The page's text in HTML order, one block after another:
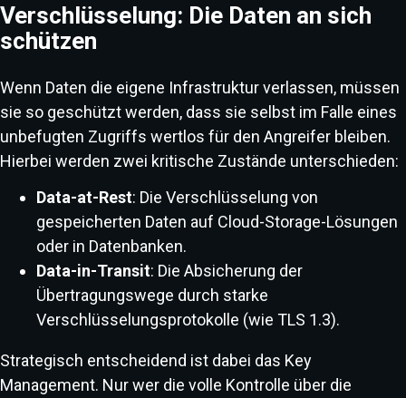
Verschlüsselung: Die Daten an sich
schützen
Wenn Daten die eigene Infrastruktur verlassen, müssen
sie so geschützt werden, dass sie selbst im Falle eines
unbefugten Zugriffs wertlos für den Angreifer bleiben.
Hierbei werden zwei kritische Zustände unterschieden:
Data-at-Rest: Die Verschlüsselung von
gespeicherten Daten auf Cloud-Storage-Lösungen
oder in Datenbanken.
Data-in-Transit: Die Absicherung der
Übertragungswege durch starke
Verschlüsselungsprotokolle (wie TLS 1.3).
Strategisch entscheidend ist dabei das Key
Management. Nur wer die volle Kontrolle über die